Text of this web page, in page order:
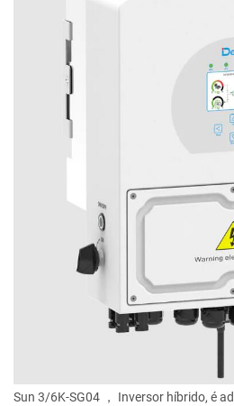
Sun 3/6K-SG04 ， Inversor híbrido, é